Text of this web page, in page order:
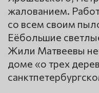
жалованием.
со всем своим
Еёбольшие
Жили Матвеевы
доме «о трех